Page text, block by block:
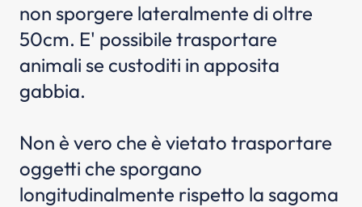
non sporgere lateralmente di oltre
50cm. E' possibile trasportare
animali se custoditi in apposita
gabbia.
Non è vero che è vietato trasportare
oggetti che sporgano
longitudinalmente rispetto la sagoma